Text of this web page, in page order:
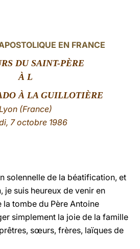
EN FRANCE
DU SAINT-PÈRE
À L
À LA GUILLOTIÈRE
(France)
7octobre 1986
solennelle de la béatification, et
je suis heureux de venir en
la tombe du Père Antoine
simplement la joie de la famille
sœurs, frères, laïques de